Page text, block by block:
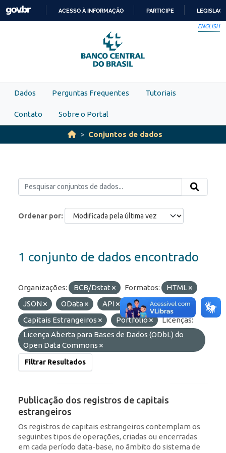
Skip to main content
PARA
O
CONTEÚDO
ACESSO À INFORMAÇÃO PARTICIPE
ENGLISH
Dados Perguntas Frequentes Tutoriais
Contato Sobre o Portal
Conjuntos de dados
Ordenar por
1 conjunto de dados encontrado
Organizações: BCB/Dstat Formatos:
HTML
JSON
OData API
Etiquetas:
Capitais Estrangeiros
Portfólio
Licenças:
Licença Aberta para Bases de Dados (ODbL) do
Open Data Commons
Filtrar Resultados
Publicação dos registros de capitais
estrangeiros
Os registros de capitais estrangeiros contemplam os
seguintes tipos de operações, criadas ou encerradas
em cada período data-base, no âmbito do sistema de